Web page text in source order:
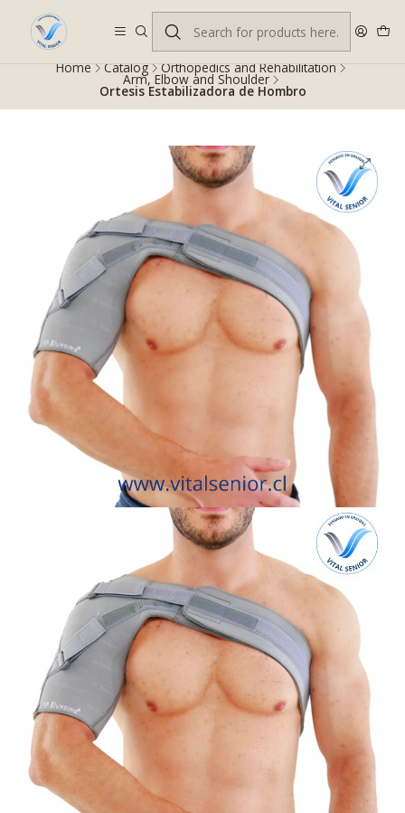
Despacho gratis en RM desde $100.000. Revisa las condiciones.
Home Catalog Orthopedics and Rehabilitation
Arm, Elbow and Shoulder
Ortesis Estabilizadora de Hombro